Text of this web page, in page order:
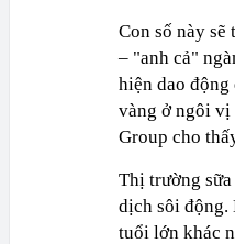
Con số này
– "anh cả"
hiện dao
vàng ở ngôi vị
Group cho
Thị trường
dịch sôi động.
tuổi lớn khác